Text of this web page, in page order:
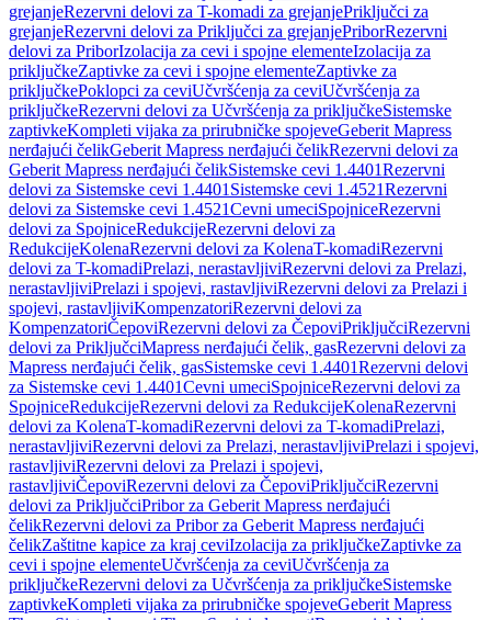
grejanjeRezervni delovi za T-komadi za grejanjePriključci za
grejanjeRezervni delovi za Priključci za grejanjePriborRezervni
delovi za PriborIzolacija za cevi i spojne elementeIzolacija za
priključkeZaptivke za cevi i spojne elementeZaptivke za
priključkePoklopci za ceviUčvršćenja za ceviUčvršćenja za
priključkeRezervni delovi za Učvršćenja za priključkeSistemske
zaptivkeKompleti vijaka za prirubničke spojeveGeberit Mapress
nerđajući čelikGeberit Mapress nerđajući čelikRezervni delovi za
Geberit Mapress nerđajući čelikSistemske cevi 1.4401Rezervni
delovi za Sistemske cevi 1.4401 Sistemske cevi 1.4521Rezervni
delovi za Sistemske cevi 1.4521Cevni umeciSpojniceRezervni
delovi za SpojniceRedukcijeRezervni delovi za
RedukcijeKolenaRezervni delovi za KolenaT-komadiRezervni
delovi za T-komadiPrelazi, nerastavljiviRezervni delovi za Prelazi,
nerastavljiviPrelazi i spojevi, rastavljiviRezervni delovi za Prelazi i
spojevi, rastavljiviKompenzatoriRezervni delovi za
KompenzatoriČepoviRezervni delovi za ČepoviPriključciRezervni
delovi za PriključciMapress nerđajući čelik, gasRezervni delovi za
Mapress nerđajući čelik, gasSistemske cevi 1.4401Rezervni delovi
za Sistemske cevi 1.4401Cevni umeciSpojniceRezervni delovi za
SpojniceRedukcijeRezervni delovi za RedukcijeKolenaRezervni
delovi za KolenaT-komadiRezervni delovi za T-komadiPrelazi,
nerastavljiviRezervni delovi za Prelazi, nerastavljiviPrelazi i spojevi,
rastavljiviRezervni delovi za Prelazi i spojevi,
rastavljiviČepoviRezervni delovi za ČepoviPriključciRezervni
delovi za PriključciPribor za Geberit Mapress nerđajući
čelikRezervni delovi za Pribor za Geberit Mapress nerđajući
čelikZaštitne kapice za kraj ceviIzolacija za priključkeZaptivke za
cevi i spojne elementeUčvršćenja za ceviUčvršćenja za
priključkeRezervni delovi za Učvršćenja za priključkeSistemske
zaptivkeKompleti vijaka za prirubničke spojeveGeberit Mapress